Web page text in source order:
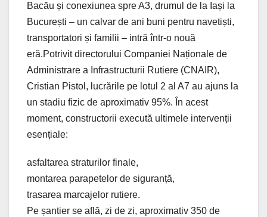
Bacău și conexiunea spre A3, drumul de la Iași la
București – un calvar de ani buni pentru navetiști,
transportatori și familii – intră într-o nouă
eră.Potrivit directorului Companiei Naționale de
Administrare a Infrastructurii Rutiere (CNAIR),
Cristian Pistol, lucrările pe lotul 2 al A7 au ajuns la
un stadiu fizic de aproximativ 95%. În acest
moment, constructorii execută ultimele intervenții
esențiale:
asfaltarea straturilor finale,
montarea parapetelor de siguranță,
trasarea marcajelor rutiere.
Pe șantier se află, zi de zi, aproximativ 350 de